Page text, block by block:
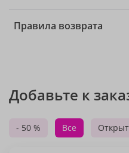
Правила возврата
Добавьте к
- 50 % Все